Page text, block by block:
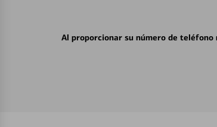
Al proporcionar su número de